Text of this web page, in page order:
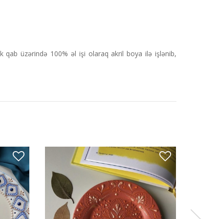
qab üzərində 100% əl işi olaraq akril boya ilə işlənib,